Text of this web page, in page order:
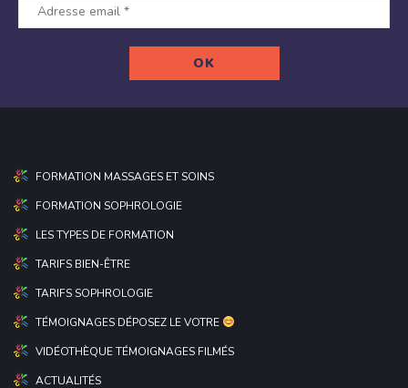
FORMATION MASSAGES ET SOINS
FORMATION SOPHROLOGIE
LES TYPES DE FORMATION
TARIFS BIEN-ÊTRE
TARIFS SOPHROLOGIE
TÉMOIGNAGES DÉPOSEZ LE VOTRE
VIDÉOTHÈQUE TÉMOIGNAGES FILMÉS
ACTUALITÉS